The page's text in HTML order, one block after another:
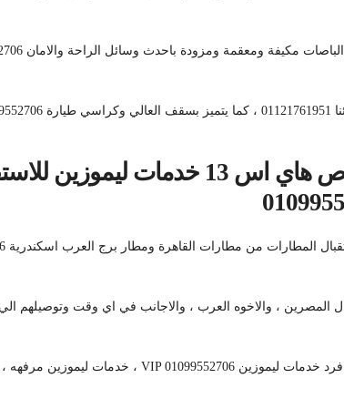
تأجير ميكروباص هاي اس 13 خدمات
المصرين ، والاخوه العرب ، والاجانب في اي وقت وتوصيلهم